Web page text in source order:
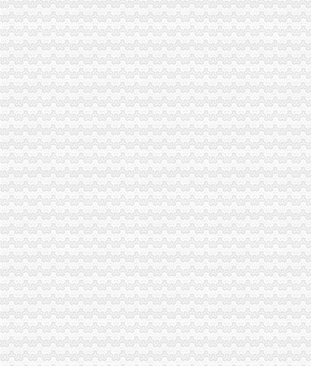
区管委会办公室关于印发《九江经开区小镇建设工作方案》的通知
合肥经开区“重赏”揽才高层次人才办企业高200万
西安经发集团-经开区文明办充分肯定经发建设公司争创工作
工商注册没有办公地址南宁经开区办理,工商年报,企业换证-企汇网
经开区金融办-搜狐
经开区举办民营企业招聘会_国内_新民网
经开区：政办召开创建市级文明单位动员会_经开区_永州新闻网
温州浙南沿海先进装备产业集聚区（经开区、瓯飞）政办公室关于
请问经开区在哪里办准生证呢？_我户口在老家焦作,我老公户口在_